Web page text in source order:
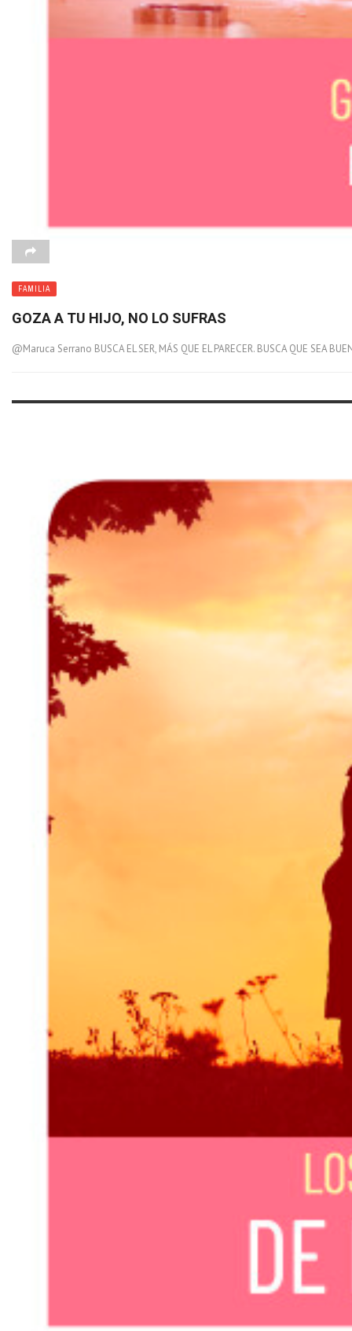
FAMILIA
GOZA A TU HIJO, NO LO SUFRAS
@Maruca Serrano BUSCA EL SER, MÁS QUE EL PARECER. BUSCA QUE SEA